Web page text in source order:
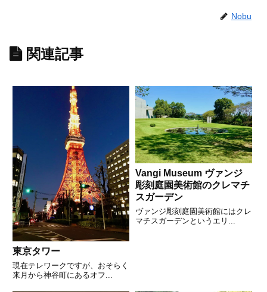
Nobu
関連記事
東京タワー
現在テレワークですが、おそらく
来月から神谷町にあるオフ...
Vangi Museum ヴァンジ
彫刻庭園美術館のクレマチ
スガーデン
ヴァンジ彫刻庭園美術館にはクレ
マチスガーデンというエリ...